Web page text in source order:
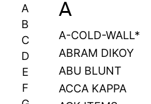
A
B
C
D
E
F
A
A-COLD-WALL*
ABRAM DIKOY
ABU BLUNT
ACCA KAPPA